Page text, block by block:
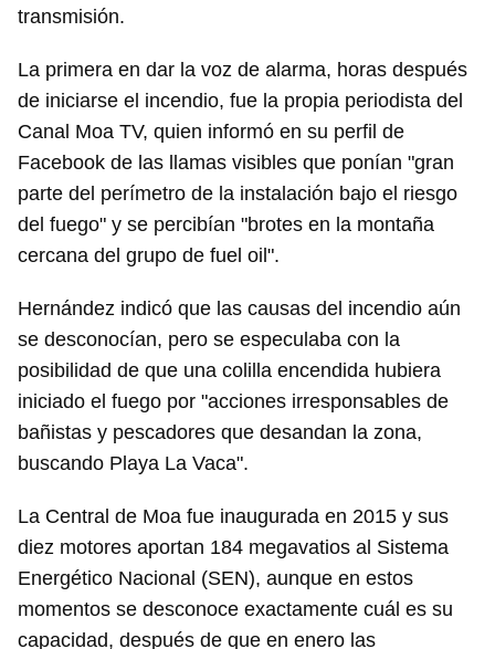
transmisión.
La primera en dar la voz de alarma, horas después
de iniciarse el incendio, fue la propia periodista del
Canal Moa TV, quien informó en su perfil de
Facebook de las llamas visibles que ponían "gran
parte del perímetro de la instalación bajo el riesgo
del fuego" y se percibían "brotes en la montaña
cercana del grupo de fuel oil".
Hernández indicó que las causas del incendio aún
se desconocían, pero se especulaba con la
posibilidad de que una colilla encendida hubiera
iniciado el fuego por "acciones irresponsables de
bañistas y pescadores que desandan la zona,
buscando Playa La Vaca".
La Central de Moa fue inaugurada en 2015 y sus
diez motores aportan 184 megavatios al Sistema
Energético Nacional (SEN), aunque en estos
momentos se desconoce exactamente cuál es su
capacidad, después de que en enero las